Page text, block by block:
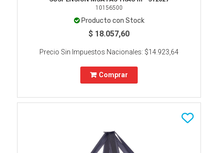
10156500
Producto con Stock
$ 18.057,60
Precio Sin Impuestos Nacionales: $14.923,64
Comprar